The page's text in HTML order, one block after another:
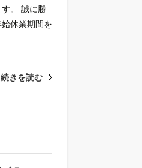
。 誠に勝
休業期間を
続きを読む